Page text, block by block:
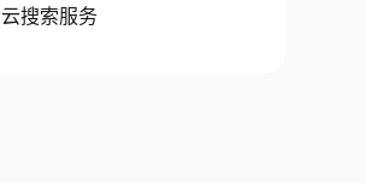
云搜索服务